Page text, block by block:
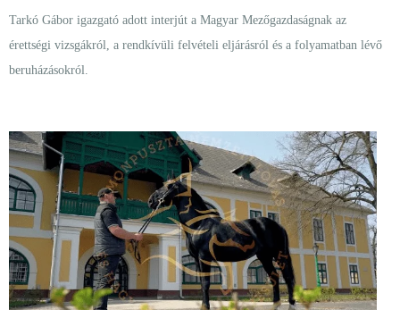
Tarkó Gábor igazgató adott interjút a Magyar Mezőgazdaságnak az
érettségi vizsgákról, a rendkívüli felvételi eljárásról és a folyamatban lévő
beruházásokról.